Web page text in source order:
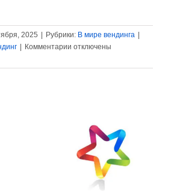
2025 Рубрики: В мире вендинга
Комментарии к
Паоло
президентом
отключены